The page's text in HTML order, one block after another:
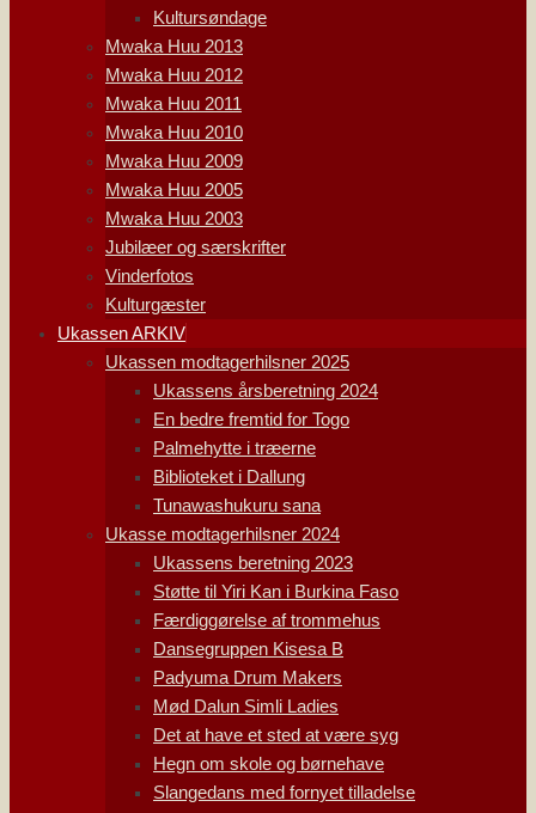
Kultursøndage
Mwaka Huu 2013
Mwaka Huu 2012
Mwaka Huu 2011
Mwaka Huu 2010
Mwaka Huu 2009
Mwaka Huu 2005
Mwaka Huu 2003
Jubilæer og særskrifter
Vinderfotos
Kulturgæster
Ukassen ARKIV
Ukassen modtagerhilsner 2025
Ukassens årsberetning 2024
En bedre fremtid for Togo
Palmehytte i træerne
Biblioteket i Dallung
Tunawashukuru sana
Ukasse modtagerhilsner 2024
Ukassens beretning 2023
Støtte til Yiri Kan i Burkina Faso
Færdiggørelse af trommehus
Dansegruppen Kisesa B
Padyuma Drum Makers
Mød Dalun Simli Ladies
Det at have et sted at være syg
Hegn om skole og børnehave
Slangedans med fornyet tilladelse